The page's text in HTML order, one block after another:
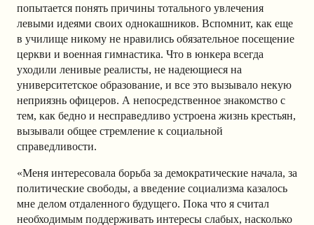
попытается понять причины тотального увлечения
левыми идеями своих однокашников. Вспомнит, как еще
в училище никому не нравились обязательное посещение
церкви и военная гимнастика. Что в юнкера всегда
уходили ленивые реалисты, не надеющиеся на
университетское образование, и все это вызывало некую
неприязнь офицеров. А непосредственное знакомство с
тем, как бедно и несправедливо устроена жизнь крестьян,
вызывали общее стремление к социальной
справедливости.
«Меня интересовала борьба за демократические начала, за
политические свободы, а введение социализма казалось
мне делом отдаленного будущего. Пока что я считал
необходимым поддерживать интересы слабых, насколько